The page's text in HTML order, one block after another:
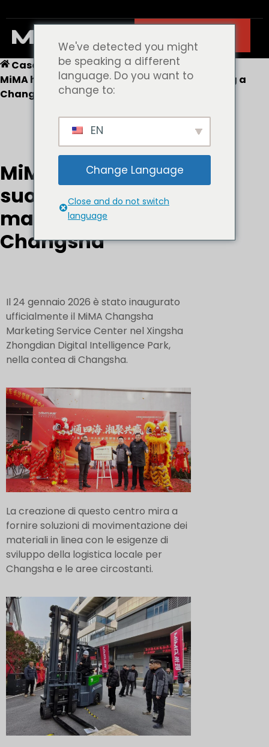
Casa
Eventi aziendali
MiMA ha aperto il suo centro servizi marketing a
Changsha
MiMA ha aperto il
suo centro servizi
marketing a
Changsha
Il 24 gennaio 2026 è stato inaugurato
ufficialmente il MiMA Changsha
Marketing Service Center nel Xingsha
Zhongdian Digital Intelligence Park,
nella contea di Changsha.
La creazione di questo centro mira a
fornire soluzioni di movimentazione dei
materiali in linea con le esigenze di
sviluppo della logistica locale per
Changsha e le aree circostanti.
We've detected you might
be speaking a different
language. Do you want to
change to:
EN
Change Language
Close and do not switch
language